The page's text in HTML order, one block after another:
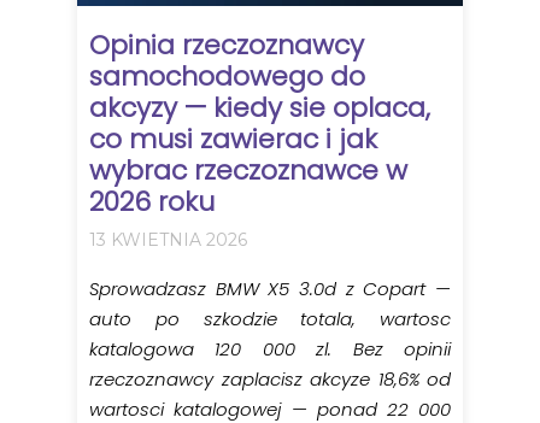
Opinia rzeczoznawcy
samochodowego do
akcyzy — kiedy sie oplaca,
co musi zawierac i jak
wybrac rzeczoznawce w
2026 roku
13 KWIETNIA 2026
Sprowadzasz BMW X5 3.0d z Copart —
auto po szkodzie totala, wartosc
katalogowa 120 000 zl. Bez opinii
rzeczoznawcy zaplacisz akcyze 18,6% od
wartosci katalogowej — ponad 22 000